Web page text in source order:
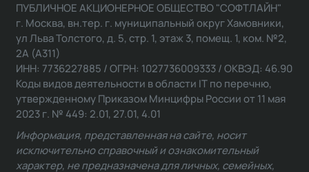
ПУБЛИЧНОЕ АКЦИОНЕРНОЕ ОБЩЕСТВО "СОФТЛАЙН"
г. Москва, вн.тер. г. муниципальный округ Хамовники,
ул Льва Толстого, д. 5, стр. 1, этаж 3, помещ. 1, ком. №2,
2А (А311)
ИНН: 7736227885 / ОГРН: 1027736009333 / ОКВЭД: 46.90
Коды видов деятельности в области IT по перечню,
утвержденному Приказом Минцифры России от 11 мая
2023 г. № 449: 2.01, 27.01, 4.01
Информация, представленная на сайте, носит
исключительно справочный и ознакомительный
характер, не предназначена для личных, семейных,